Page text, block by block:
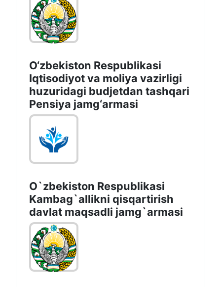
O‘zbekiston Respublikasi
Iqtisodiyot va moliya vazirligi
huzuridagi budjetdan tashqari
Pensiya jamg‘armasi
O`zbekiston Respublikasi
Kambag`allikni qisqartirish
davlat maqsadli jamg`armasi